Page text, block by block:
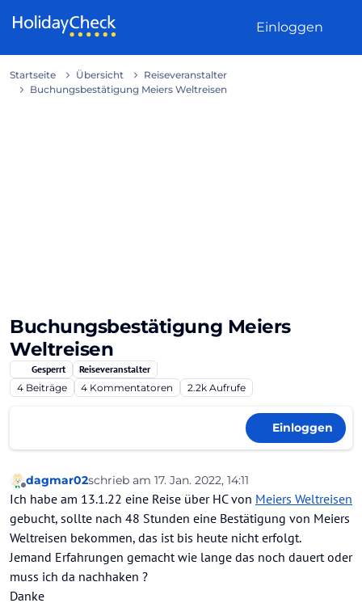
Einloggen
Startseite Übersicht
Reiseveranstalter
Buchungsbestätigung Meiers Weltreisen
Buchungsbestätigung Meiers
Weltreisen
Gesperrt
Reiseveranstalter
4 Beiträge 4 Kommentatoren 2.2k Aufrufe
Einloggen
Offline
dagmar02schrieb am 17. Jan. 2022, 14:11
zuletzt editiert von
Ich habe am 13.1.22 eine Reise über HC von Meiers Weltreisen
gebucht, sollte nach 48 Stunden eine Bestätigung von Meiers
Weltreisen bekommen, das ist bis heute nicht erfolgt.
Jemand Erfahrungen gemacht wie lange das noch dauert oder
muss ich da nachhaken ?
Danke